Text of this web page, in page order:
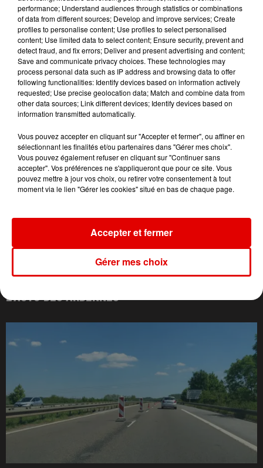
LE CLUB RVM
Jusqu'a 2h !
KUNGS
This Girl
DAFT PUNK
One More Time
L'ACTU DES ARDENNES
performance; Understand audiences through statistics or combinations
of data from different sources; Develop and improve services; Create
profiles to personalise content; Use profiles to select personalised
content; Use limited data to select content; Ensure security, prevent and
detect fraud, and fix errors; Deliver and present advertising and content;
Save and communicate privacy choices. These technologies may
process personal data such as IP address and browsing data to offer
following functionalities: Identify devices based on information actively
requested; Use precise geolocation data; Match and combine data from
other data sources; Link different devices; Identify devices based on
information transmitted automatically.
Vous pouvez accepter en cliquant sur "Accepter et fermer", ou affiner en
sélectionnant les finalités et/ou partenaires dans "Gérer mes choix".
Vous pouvez également refuser en cliquant sur "Continuer sans
accepter". Vos préférences ne s'appliqueront que pour ce site. Vous
pouvez mettre à jour vos choix, ou retirer votre consentement à tout
moment via le lien "Gérer les cookies" situé en bas de chaque page.
Gérer mes choix
Accepter et fermer